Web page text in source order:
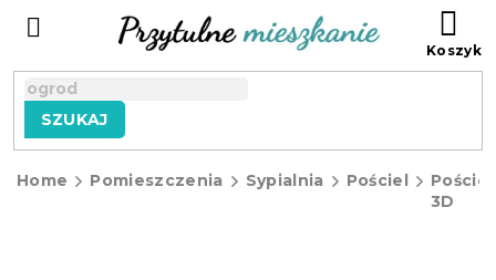
SZUKAJ
Home Pomieszczenia Sypialnia Pościel
Pościel
3D